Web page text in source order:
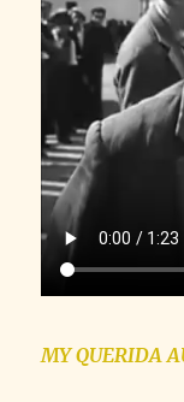
MY QUERIDA